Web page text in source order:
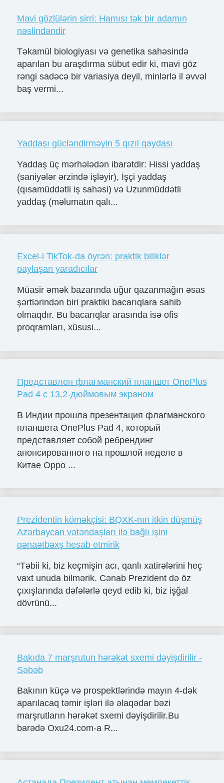
Mavi gözlülərin sirri: Hamısı tək bir adamın
nəslindəndir
Təkamül biologiyası və genetika sahəsində
aparılan bu araşdırma sübut edir ki, mavi göz
rəngi sadəcə bir variasiya deyil, minlərlə il əvvəl
baş vermi...
Yaddaşı gücləndirməyin 5 qızıl qaydası
Yaddaş üç mərhələdən ibarətdir: Hissi yaddaş
(saniyələr ərzində işləyir), İşçi yaddaş
(qısamüddətli iş sahəsi) və Uzunmüddətli
yaddaş (məlumatın qalı...
Excel-i TikTok-da öyrən: praktik biliklər
paylaşan yaradıcılar
Müasir əmək bazarında uğur qazanmağın əsas
şərtlərindən biri praktiki bacarıqlara sahib
olmaqdır. Bu bacarıqlar arasında isə ofis
proqramları, xüsusi...
Представлен флагманский планшет OnePlus
Pad 4 с 13,2-дюймовым экраном
В Индии прошла презентация флагманского
планшета OnePlus Pad 4, который
представляет собой ребрендинг
анонсированного на прошлой неделе в
Китае Oppo ...
Prezidentin köməkçisi: BQXK-nın itkin düşmüş
Azərbaycan vətəndaşları ilə bağlı işini
qənaətbəxş hesab etmirik
“Təbii ki, biz keçmişin acı, qanlı xatirələrini heç
vaxt unuda bilmərik. Cənab Prezident də öz
çıxışlarında dəfələrlə qeyd edib ki, biz işğal
dövrünü...
Bakıda 7 marşrutun hərəkət sxemi dəyişdirilir -
Səbəb
Bakının küçə və prospektlərində mayın 4-dək
aparılacaq təmir işləri ilə əlaqədar bəzi
marşrutların hərəkət sxemi dəyişdirilir.Bu
barədə Oxu24.com-a R...